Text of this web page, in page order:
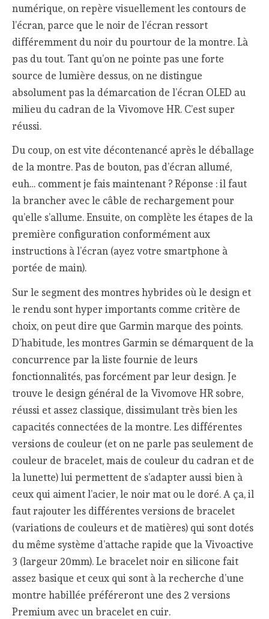
numérique, on repère visuellement les contours de
l’écran, parce que le noir de l’écran ressort
différemment du noir du pourtour de la montre. Là
pas du tout. Tant qu’on ne pointe pas une forte
source de lumière dessus, on ne distingue
absolument pas la démarcation de l’écran OLED au
milieu du cadran de la Vivomove HR. C’est super
réussi.
Du coup, on est vite décontenancé après le déballage
de la montre. Pas de bouton, pas d’écran allumé,
euh… comment je fais maintenant ? Réponse : il faut
la brancher avec le câble de rechargement pour
qu’elle s’allume. Ensuite, on complète les étapes de la
première configuration conformément aux
instructions à l’écran (ayez votre smartphone à
portée de main).
Sur le segment des montres hybrides où le design et
le rendu sont hyper importants comme critère de
choix, on peut dire que Garmin marque des points.
D’habitude, les montres Garmin se démarquent de la
concurrence par la liste fournie de leurs
fonctionnalités, pas forcément par leur design. Je
trouve le design général de la Vivomove HR sobre,
réussi et assez classique, dissimulant très bien les
capacités connectées de la montre. Les différentes
versions de couleur (et on ne parle pas seulement de
couleur de bracelet, mais de couleur du cadran et de
la lunette) lui permettent de s’adapter aussi bien à
ceux qui aiment l’acier, le noir mat ou le doré. A ça, il
faut rajouter les différentes versions de bracelet
(variations de couleurs et de matières) qui sont dotés
du même système d’attache rapide que la Vivoactive
3 (largeur 20mm). Le bracelet noir en silicone fait
assez basique et ceux qui sont à la recherche d’une
montre habillée préféreront une des 2 versions
Premium avec un bracelet en cuir.